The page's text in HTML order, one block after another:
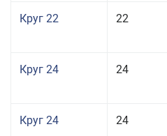
Круг 22 22
Круг 24 24
Круг 24 24